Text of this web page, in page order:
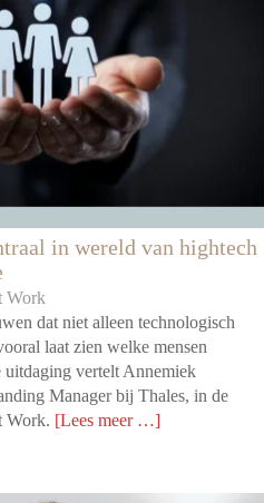
in wereld van hightech
Work
dat niet alleen technologisch
laat zien welke mensen
uitdaging vertelt Annemiek
Manager bij Thales, in de
Work. [Lees meer …]